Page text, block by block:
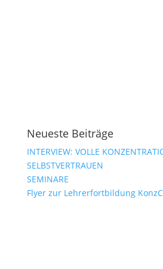
Neueste Beiträge
INTERVIEW: VOLLE
SELBSTVERTRAUEN
SEMINARE
Flyer zur Lehrerfortbildung